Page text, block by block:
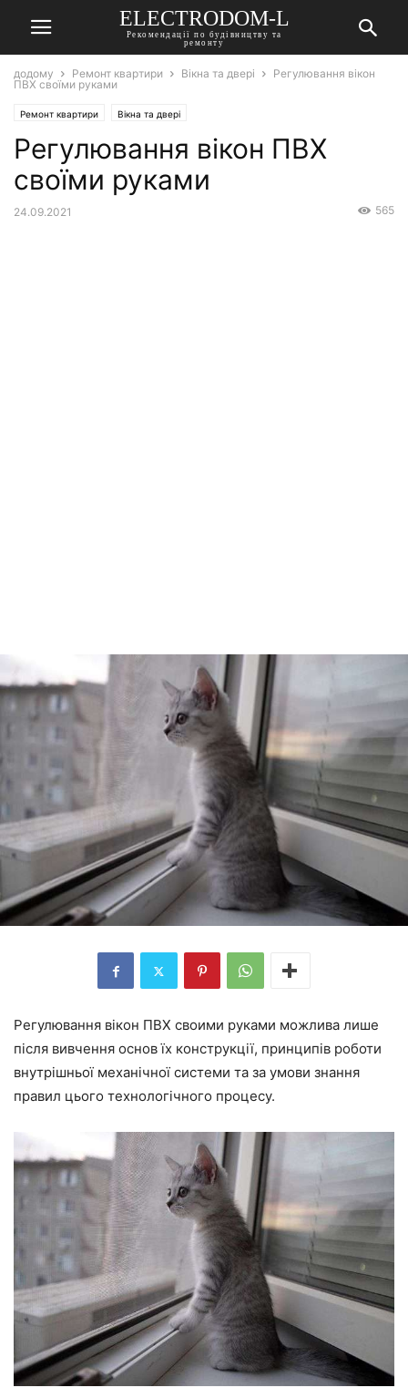
ELECTRODOM-L
Рекомендації по будівництву та
ремонту
додому Ремонт квартири Вікна та двері
Регулювання вікон
ПВХ своїми руками
Ремонт квартири Вікна та двері
Регулювання вікон ПВХ
своїми руками
24.09.2021 565
Регулювання вікон ПВХ своими руками можлива лише
після вивчення основ їх конструкції, принципів роботи
внутрішньої механічної системи та за умови знання
правил цього технологічного процесу.